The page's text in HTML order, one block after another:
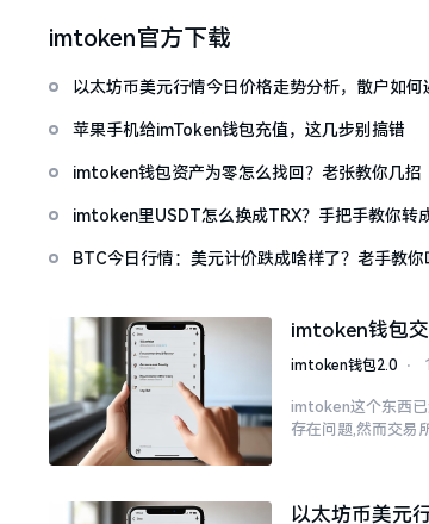
imtoken官方下载
以太坊币美元行情今日价格走势分析，散户如何
苹果手机给imToken钱包充值，这几步别搞错
imtoken钱包资产为零怎么找回？老张教你几招
imtoken里USDT怎么换成TRX？手把手教你转
BTC今日行情：美元计价跌成啥样了？老手教你
imtoken钱包
imtoken钱包2.0 ⋅
imtoken这个东西已
存在问题,然而交易
以太坊币美元